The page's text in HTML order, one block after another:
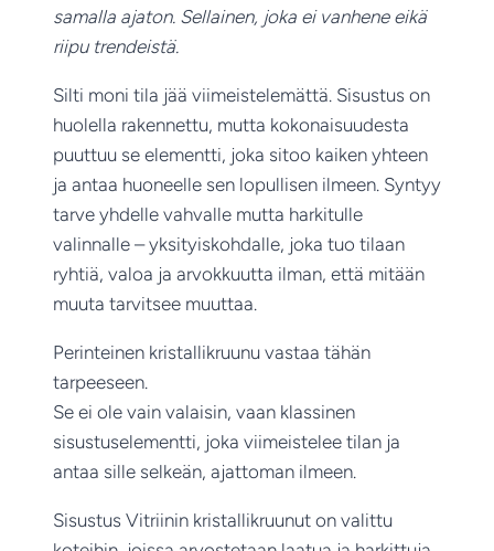
samalla ajaton. Sellainen, joka ei vanhene eikä
riipu trendeistä.
Silti moni tila jää viimeistelemättä. Sisustus on
huolella rakennettu, mutta kokonaisuudesta
puuttuu se elementti, joka sitoo kaiken yhteen
ja antaa huoneelle sen lopullisen ilmeen. Syntyy
tarve yhdelle vahvalle mutta harkitulle
valinnalle – yksityiskohdalle, joka tuo tilaan
ryhtiä, valoa ja arvokkuutta ilman, että mitään
muuta tarvitsee muuttaa.
Perinteinen kristallikruunu vastaa tähän
tarpeeseen.
Se ei ole vain valaisin, vaan klassinen
sisustuselementti, joka viimeistelee tilan ja
antaa sille selkeän, ajattoman ilmeen.
Sisustus Vitriinin kristallikruunut on valittu